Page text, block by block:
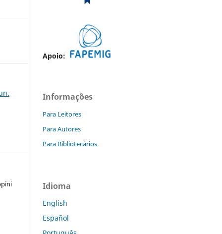
Apoio:
Informações
Para Leitores
Para Autores
Para Bibliotecários
Idioma
English
Español